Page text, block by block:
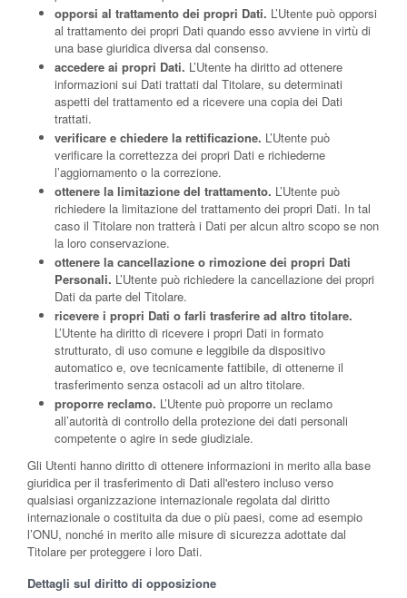
opporsi al trattamento dei propri Dati. L’Utente può opporsi
al trattamento dei propri Dati quando esso avviene in virtù di
una base giuridica diversa dal consenso.
accedere ai propri Dati. L’Utente ha diritto ad ottenere
informazioni sui Dati trattati dal Titolare, su determinati
aspetti del trattamento ed a ricevere una copia dei Dati
trattati.
verificare e chiedere la rettificazione. L’Utente può
verificare la correttezza dei propri Dati e richiederne
l’aggiornamento o la correzione.
ottenere la limitazione del trattamento. L’Utente può
richiedere la limitazione del trattamento dei propri Dati. In tal
caso il Titolare non tratterà i Dati per alcun altro scopo se non
la loro conservazione.
ottenere la cancellazione o rimozione dei propri Dati
Personali. L’Utente può richiedere la cancellazione dei propri
Dati da parte del Titolare.
ricevere i propri Dati o farli trasferire ad altro titolare.
L’Utente ha diritto di ricevere i propri Dati in formato
strutturato, di uso comune e leggibile da dispositivo
automatico e, ove tecnicamente fattibile, di ottenerne il
trasferimento senza ostacoli ad un altro titolare.
proporre reclamo. L’Utente può proporre un reclamo
all’autorità di controllo della protezione dei dati personali
competente o agire in sede giudiziale.
Gli Utenti hanno diritto di ottenere informazioni in merito alla base
giuridica per il trasferimento di Dati all'estero incluso verso
qualsiasi organizzazione internazionale regolata dal diritto
internazionale o costituita da due o più paesi, come ad esempio
l’ONU, nonché in merito alle misure di sicurezza adottate dal
Titolare per proteggere i loro Dati.
Dettagli sul diritto di opposizione